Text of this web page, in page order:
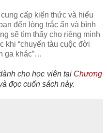
cấp kiến thức và hiểu
đến lòng trắc ẩn và bình
sẽ tìm thấy cho riêng mình
khi “chuyến tàu cuộc đời
ga khác”…
cho học viên tại Chương
đọc cuốn sách này.